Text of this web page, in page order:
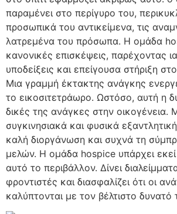
παραμένει στο περίγυρο του,
προσωπικά του αντικείμενα, τις
λατρεμένα του πρόσωπα. Η ομάδα
κανονικές επισκέψεις, παρέχοντας
υποδείξεις και επείγουσα στήριξη
Μια γραμμή έκτακτης ανάγκης
το εικοσιτετράωρο. Ωστόσο, αυτή η
δικές της ανάγκες στην οικογένεια.
συγκινησιακά και φυσικά
καλή διοργάνωση και συχνά τη
μελών. Η ομάδα hospice υπάρχει εκεί
αυτό το περιβάλλον. Δίνει
φροντιστές και διασφαλίζει ότι οι
καλύπτονται με τον βέλτιστο δυνατό